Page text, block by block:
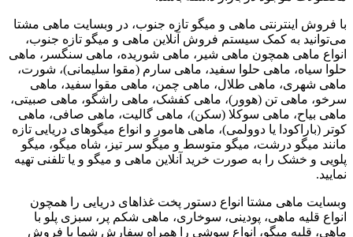
با فروش اینترنتی ماهی و میگو تازه جنوب، در وبسایت ماهی مشتا
می‌توانید به کمک سیستم فروش آنلاین ماهی و میگو تازه جنوب،
انواع ماهی همچون ماهی شیر، ماهی شوریده، ماهی سنگسر، ماهی
حلوا سیاه، ماهی حلوا سفید، ماهی سارم (مقوا سلیمانی)، شورت،
ماهی شهری، ماهی طلال، ماهی چمن، ماهی مقوا سفید، ماهی
سرخو، ماهی تن (هوور)، ماهی کفشک، ماهی راشگو، ماهی صبیتی،
ماهی بیاح، ماهی سوکلا (سکن)، ماهی گالیت، ماهی صافی، ماهی
کوتر (باراکودا یا دوولمی)، ماهی هامور و انواع میگوهای دریایی تازه
مانند میگو درشت، میگو متوسط و میگو سر تیز، شاه میگو، میگو
پلویی و خشک را به صورت خرید آنلاین ماهی و میگو و یا تلفنی تهیه
نمایید.
وبسایت ماهی مشتا انواع دستور پخت غذاهای دریایی را همچون
انواع قلیه ماهی، پودینی، سوخاری، ماهی شکم پر، سبزی پلو با
ماهی، قلیه میگو، انواع سوشی را همراه سفارش شما با فروش